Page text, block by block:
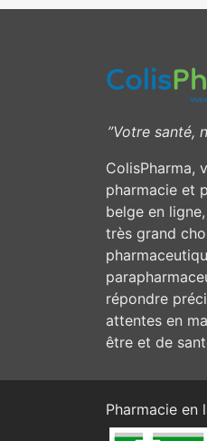
”Votre santé,
ColisPharma,
pharmacie et
belge en
très grand
répondre
attentes en
être et de
Pharmacie